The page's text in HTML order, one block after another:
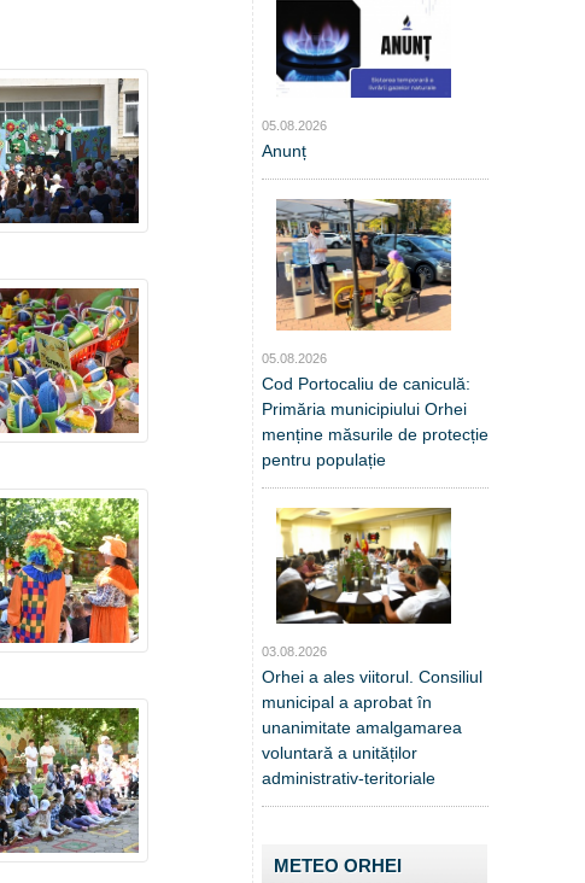
05.08.2026
Anunț
05.08.2026
Cod Portocaliu de caniculă:
Primăria municipiului Orhei
menține măsurile de protecție
pentru populație
03.08.2026
Orhei a ales viitorul. Consiliul
municipal a aprobat în
unanimitate amalgamarea
voluntară a unităților
administrativ-teritoriale
METEO ORHEI